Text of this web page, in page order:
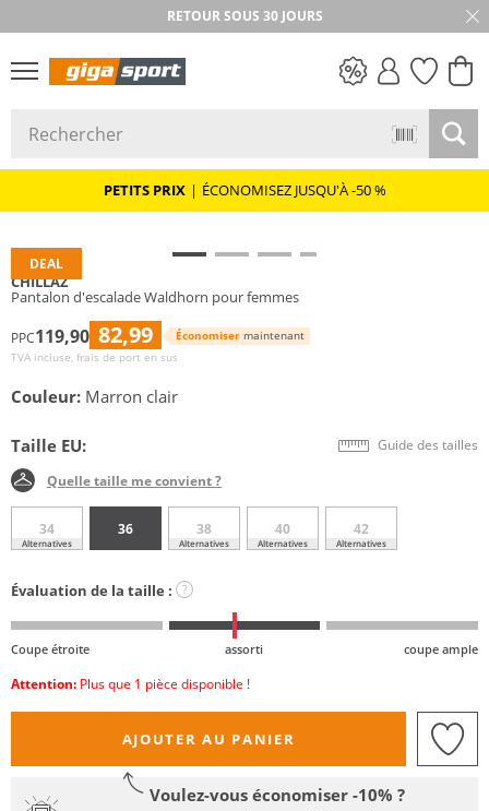
RETOUR SOUS 30 JOURS
PETITS PRIX | ÉCONOMISEZ JUSQU'À -50 %
DEAL
CHILLAZ
Pantalon d'escalade Waldhorn pour femmes
PPC119,90 82,99 Économiser maintenant
TVA incluse, frais de port en sus
Couleur: Marron clair
Taille EU: Guide des tailles
Quelle taille me convient ?
34
Alternatives
36 38
Alternatives
40
Alternatives
42
Alternatives
Évaluation de la taille : ?
Coupe étroite assorti coupe ample
Attention: Plus que 1 pièce disponible !
AJOUTER AU PANIER
Voulez-vous économiser -10% ?